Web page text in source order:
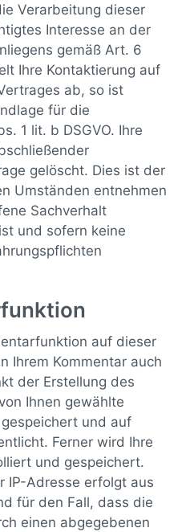
Verarbeitung dieser
Interesse an der
gemäß Art. 6
Ihre Kontaktierung auf
ab, so ist
für die
1 lit. b DSGVO. Ihre
gelöscht. Dies ist der
Umständen entnehmen
Sachverhalt
und sofern keine
auf dieser
Ihrem Kommentar auch
der Erstellung des
Ihnen gewählte
und auf
Ferner wird Ihre
und gespeichert.
IP-Adresse erfolgt aus
für den Fall, dass die
einen abgegebenen